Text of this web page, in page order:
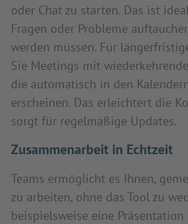
oder Chat zu starten. Das ist
Fragen oder Probleme
werden müssen. Für
Sie Meetings mit
die automatisch in den
erscheinen. Das erleichtert die
sorgt für regelmäßige Updates.
Zusammenarbeit in Echtzeit
Teams ermöglicht es Ihnen,
zu arbeiten, ohne das Tool zu
beispielsweise eine